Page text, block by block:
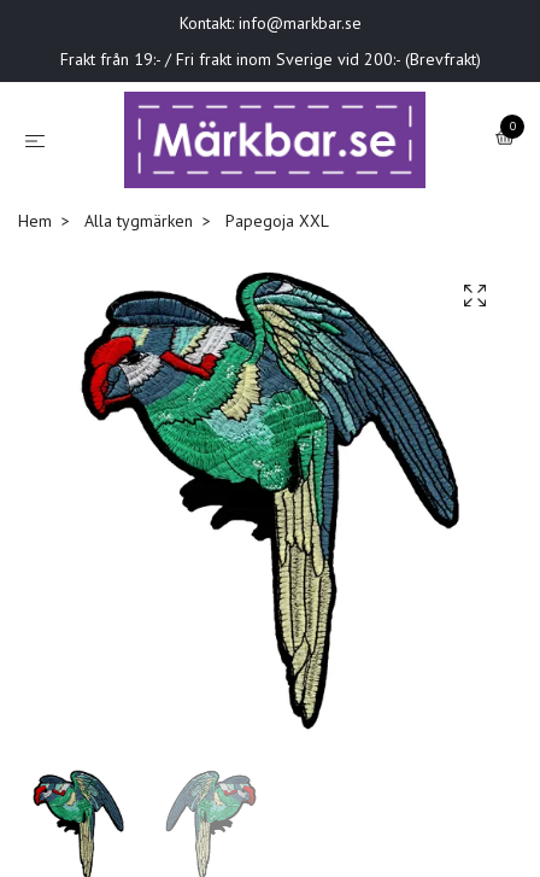
Kontakt: info@markbar.se
Frakt från 19:- / Fri frakt inom Sverige vid 200:- (Brevfrakt)
0
Hem Alla tygmärken Papegoja XXL